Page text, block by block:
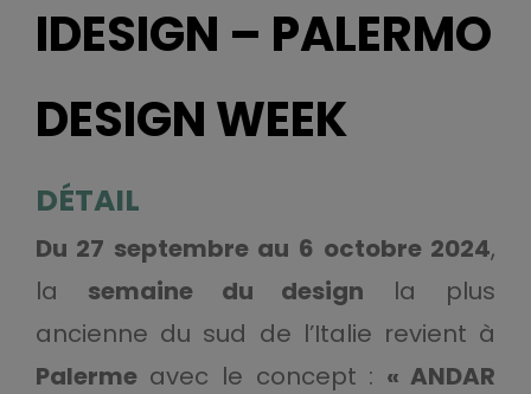
IDESIGN – PALERMO
DESIGN WEEK
DÉTAIL
Du 27 septembre au 6 octobre 2024,
la semaine du design la plus
ancienne du sud de l’Italie revient à
Palermeavec le concept : « ANDAR